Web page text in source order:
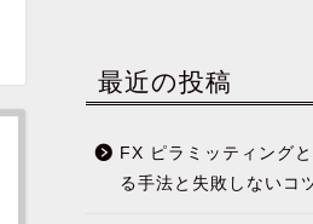
最近の投稿
FX ピラミッティング
る手法と失敗しないコ